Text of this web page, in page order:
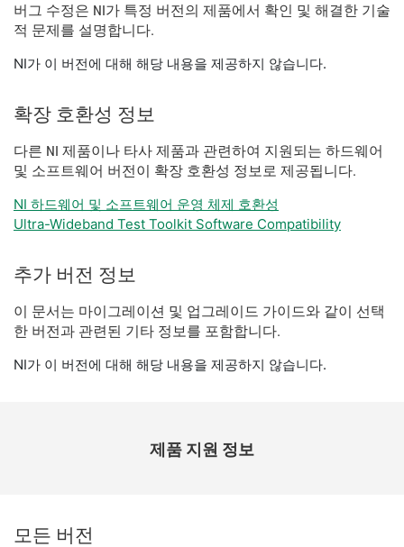
버그 수정은 NI가 특정 버전의 제품에서 확인 및 해결한 기술
적 문제를 설명합니다.
NI가 이 버전에 대해 해당 내용을 제공하지 않습니다.
확장 호환성 정보
다른 NI 제품이나 타사 제품과 관련하여 지원되는 하드웨어
및 소프트웨어 버전이 확장 호환성 정보로 제공됩니다.
NI 하드웨어 및 소프트웨어 운영 체제 호환성
Ultra-Wideband Test Toolkit Software Compatibility
추가 버전 정보
이 문서는 마이그레이션 및 업그레이드 가이드와 같이 선택
한 버전과 관련된 기타 정보를 포함합니다.
NI가 이 버전에 대해 해당 내용을 제공하지 않습니다.
제품 지원 정보
모든 버전